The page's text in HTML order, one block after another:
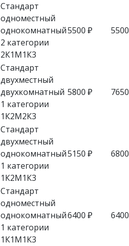
Стандарт
одноместный
однокомнатный
2 категории
2К1М1К3
5500 ₽ 5500
Стандарт
двухместный
двухкомнатный
1 категории
1К2М2К3
5800 ₽ 7650
Стандарт
двухместный
однокомнатный
1 категории
1К2М1К3
5150 ₽ 6800
Стандарт
одноместный
однокомнатный
1 категории
1К1М1К3
6400 ₽ 6400